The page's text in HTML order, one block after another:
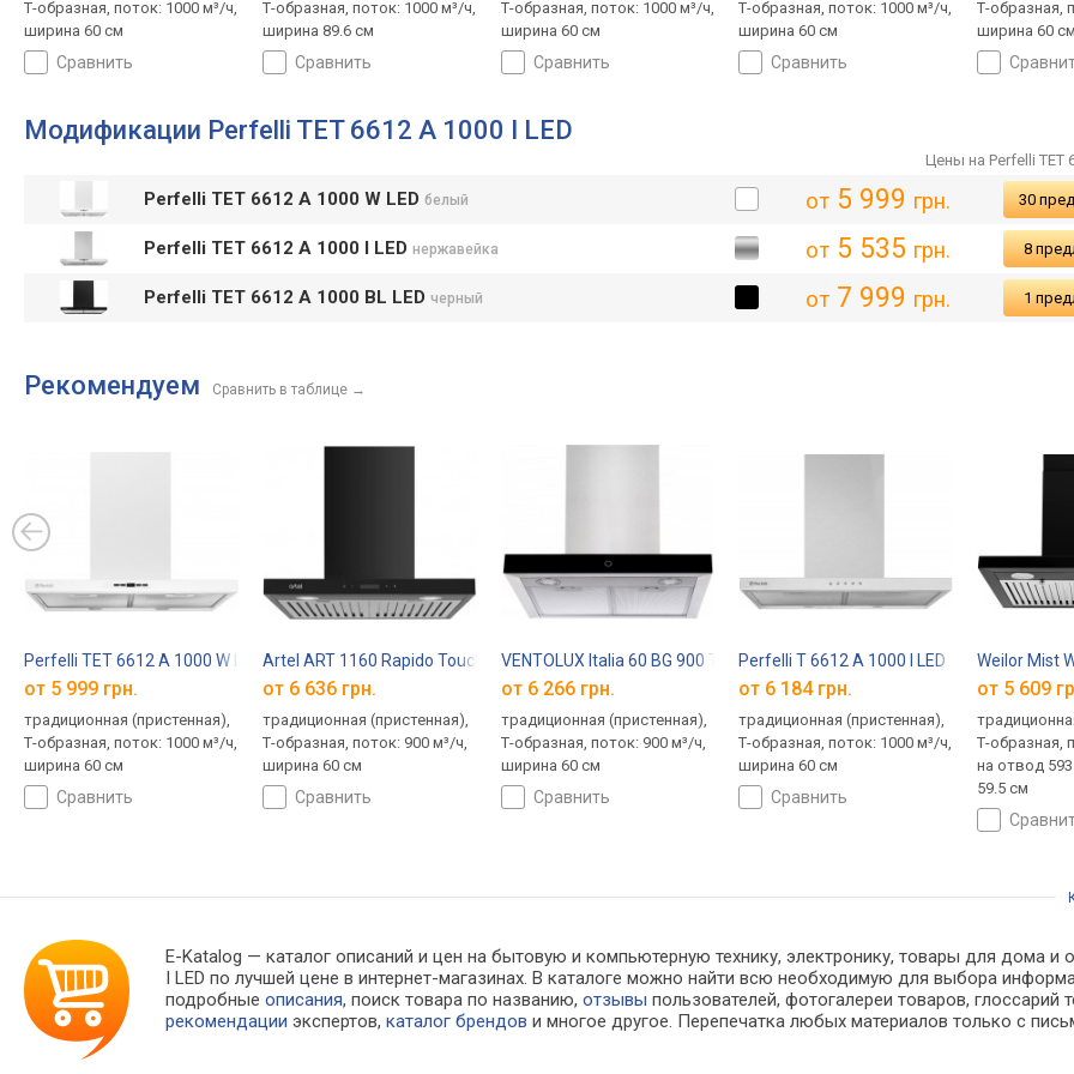
Т-образная, поток: 1000 м³/ч,
ширина 60 см
сравнить
Т-образная, поток: 1000 м³/ч,
ширина 89.6 см
сравнить
Т-образная, поток: 1000 м³/ч,
ширина 60 см
сравнить
Т-образная, поток: 1000 м³/ч,
ширина 60 см
сравнить
Т-образная,
ширина 60 см
Модификации Perfelli TET 6612 A 1000 I LED
Цены на Perfelli TET
Perfelli TET 6612 A 1000 W LED белый от5 999 грн. 30
Perfelli TET 6612 A 1000 I LED нержавейка от5 535 грн. 8
Perfelli TET 6612 A 1000 BL LED черный от7 999 грн. 1
Рекомендуем Сравнить в таблице →
Perfelli TET 6612 A 1000 W LED
от 5 999 грн.
традиционная (пристенная),
Т-образная, поток: 1000 м³/ч,
ширина 60 см
сравнить
Artel ART 1160 Rapido Touch
от 6 636 грн.
традиционная (пристенная),
Т-образная, поток: 900 м³/ч,
ширина 60 см
сравнить
VENTOLUX Italia 60 BG 900 TC
от 6 266 грн.
традиционная (пристенная),
Т-образная, поток: 900 м³/ч,
ширина 60 см
сравнить
Perfelli T 6612 A 1000 I LED
от 6 184 грн.
традиционная (пристенная),
Т-образная, поток: 1000 м³/ч,
ширина 60 см
сравнить
Weilor Mist
от 5 609
Т-образная,
на отвод
59.5 см
E-Katalog — каталог описаний и цен на бытовую и компьютерную технику, электронику, товары для дома
I LED по лучшей цене в интернет-магазинах. В каталоге можно найти всю необходимую для выбора
подробныеописания, поиск товара по названию,отзывы пользователей, фотогалереи товаров,
рекомендации экспертов,каталог брендов и многое другое. Перепечатка любых материалов только с